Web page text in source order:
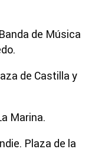
de Música
de Castilla y
Marina.
Plaza de la